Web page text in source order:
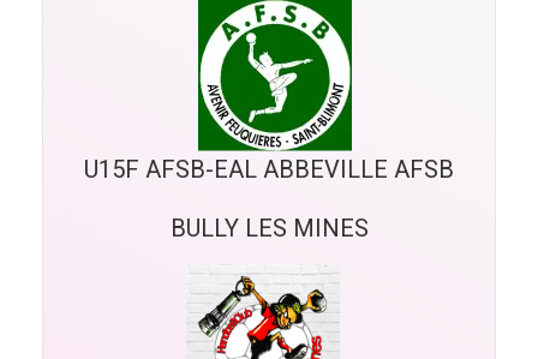
U15F AFSB-EAL ABBEVILLE AFSB
BULLY LES MINES